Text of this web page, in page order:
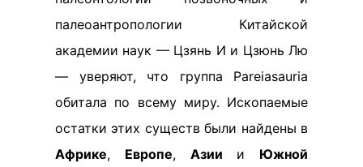
палеоантропологии Китайской
академии наук — Цзянь И и Цзюнь Лю
— уверяют, что группа Pareiasauria
обитала по всему миру. Ископаемые
остатки этих существ были найдены в
Африке, Европе, Азии и Южной